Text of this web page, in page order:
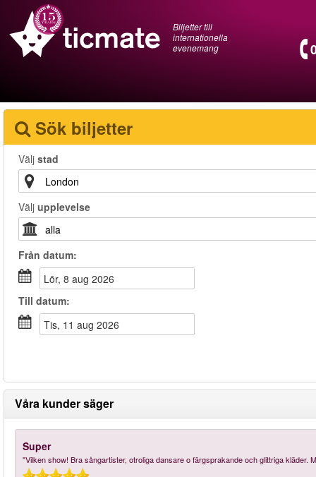
Biljetter till
internationella
evenemang
Sök biljetter
Välj stad
Välj upplevelse
Från datum:
lör, 8 aug 2026
Till datum:
tis, 11 aug 2026
Våra kunder säger
Super
"Vilken show! Bra sångartister, otroliga dansare o färgsprakande och glittriga kläder.